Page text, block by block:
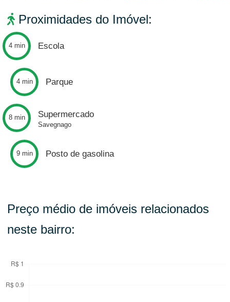
Proximidades do Imóvel:
4 min Escola
4 min Parque
8 min Supermercado
Savegnago
9 min Posto de gasolina
Preço médio de imóveis relacionados
neste bairro: